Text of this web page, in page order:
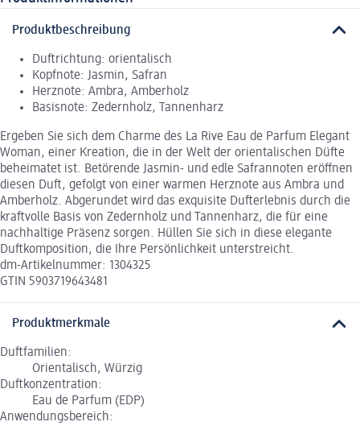
Produktbeschreibung
Duftrichtung: orientalisch
Kopfnote: Jasmin, Safran
Herznote: Ambra, Amberholz
Basisnote: Zedernholz, Tannenharz
Ergeben Sie sich dem Charme des La Rive Eau de Parfum Elegant
Woman, einer Kreation, die in der Welt der orientalischen Düfte
beheimatet ist. Betörende Jasmin- und edle Safrannoten eröffnen
diesen Duft, gefolgt von einer warmen Herznote aus Ambra und
Amberholz. Abgerundet wird das exquisite Dufterlebnis durch die
kraftvolle Basis von Zedernholz und Tannenharz, die für eine
nachhaltige Präsenz sorgen. Hüllen Sie sich in diese elegante
Duftkomposition, die Ihre Persönlichkeit unterstreicht.
dm-Artikelnummer: 1304325
GTIN 5903719643481
Produktmerkmale
Duftfamilien:
Orientalisch, Würzig
Duftkonzentration:
Eau de Parfum (EDP)
Anwendungsbereich: